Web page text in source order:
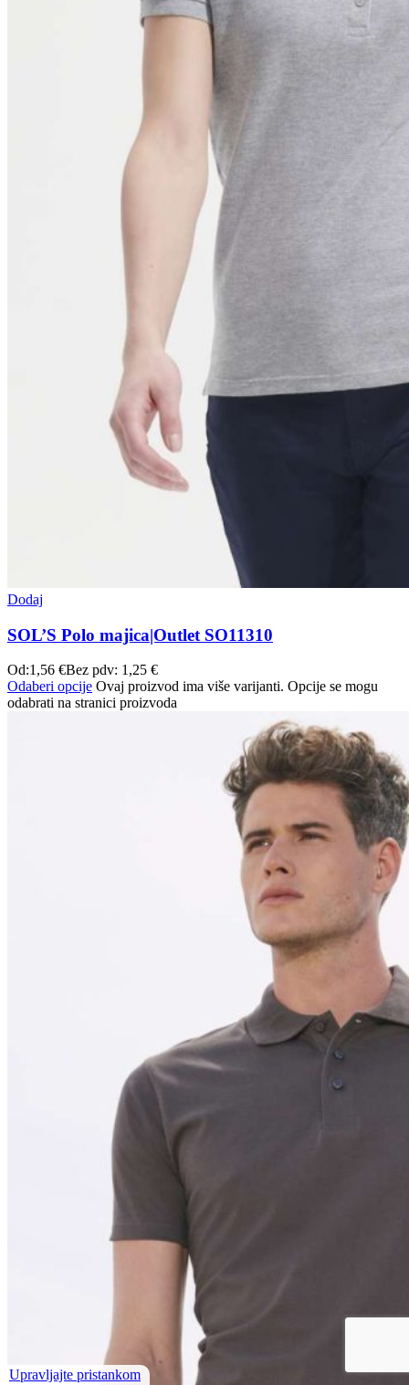
Dodaj
SOL’S Polo majica|Outlet SO11310
Od:1,56 €Bez pdv: 1,25 €
Odaberi opcije Ovaj proizvod ima više varijanti. Opcije se mogu
odabrati na stranici proizvoda
Upravljajte pristankom